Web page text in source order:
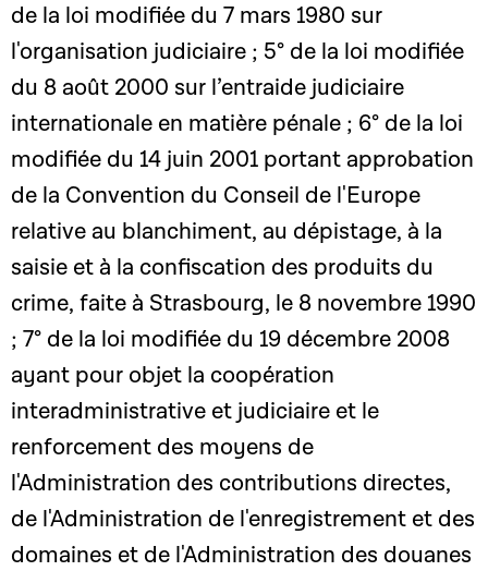
de la loi modifiée du 7 mars 1980 sur
l'organisation judiciaire ; 5° de la loi modifiée
du 8 août 2000 sur l’entraide judiciaire
internationale en matière pénale ; 6° de la loi
modifiée du 14 juin 2001 portant approbation
de la Convention du Conseil de l'Europe
relative au blanchiment, au dépistage, à la
saisie et à la confiscation des produits du
crime, faite à Strasbourg, le 8 novembre 1990
; 7° de la loi modifiée du 19 décembre 2008
ayant pour objet la coopération
interadministrative et judiciaire et le
renforcement des moyens de
l'Administration des contributions directes,
de l'Administration de l'enregistrement et des
domaines et de l'Administration des douanes